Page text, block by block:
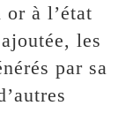
à l’état
les
par sa